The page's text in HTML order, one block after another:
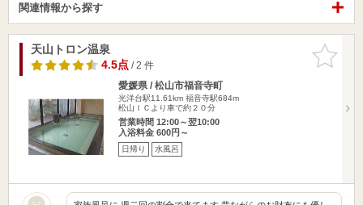
関連情報から探す
お気に入
りに追加
天山トロン温泉
4.5点/ 2 件
愛媛県 / 松山市福音寺町
光洋台駅11.61km 福音寺駅684m
松山ＩＣより車で約２０分
営業時間 12:00～翌10:00
入浴料金 600円～
日帰り 水風呂